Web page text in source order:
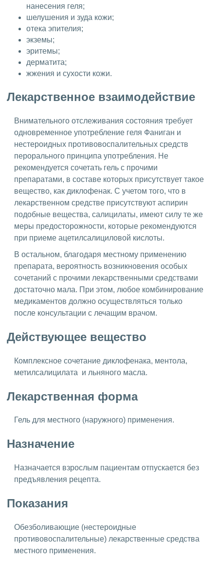
нанесения геля;
шелушения и зуда кожи;
отека эпителия;
экземы;
эритемы;
дерматита;
жжения и сухости кожи.
Лекарственное взаимодействие
Внимательного отслеживания состояния требует
одновременное употребление геля Фаниган и
нестероидных противовоспалительных средств
перорального принципа употребления. Не
рекомендуется сочетать гель с прочими
препаратами, в составе которых присутствует такое
вещество, как диклофенак. С учетом того, что в
лекарственном средстве присутствуют аспирин
подобные вещества, салицилаты, имеют силу те же
меры предосторожности, которые рекомендуются
при приеме ацетилсалициловой кислоты.
В остальном, благодаря местному применению
препарата, вероятность возникновения особых
сочетаний с прочими лекарственными средствами
достаточно мала. При этом, любое комбинирование
медикаментов должно осуществляться только
после консультации с лечащим врачом.
Действующее вещество
Комплексное сочетание диклофенака, ментола,
метилсалицилата и льняного масла.
Лекарственная форма
Гель для местного (наружного) применения.
Назначение
Назначается взрослым пациентам отпускается без
предъявления рецепта.
Показания
Обезболивающие (нестероидные
противовоспалительные) лекарственные средства
местного применения.